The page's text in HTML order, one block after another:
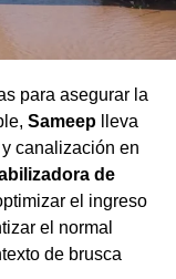
incluso postres.
plataformas de
eventos
y
de servido
para asegurar la
Sameeplleva
canalización en
de
el ingreso
el normal
de brusca